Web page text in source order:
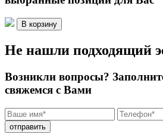
В корзину
Не нашли подходящий
Возникли вопросы?
свяжемся с Вами
отправить